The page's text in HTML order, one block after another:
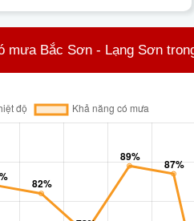
mưa Bắc Sơn - Lạng Sơn